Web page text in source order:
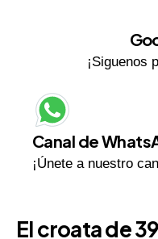
¡Siguenos
Canal de
¡Únete a nuestro
El croata de